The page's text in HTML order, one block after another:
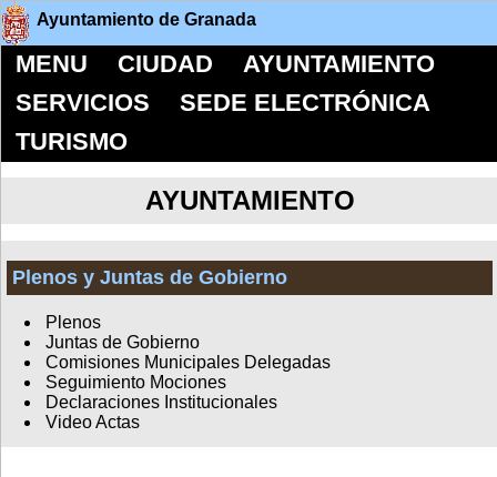
Ayuntamiento de Granada
MENU CIUDAD
AYUNTAMIENTO
SERVICIOS
SEDE ELECTRÓNICA
TURISMO
AYUNTAMIENTO
Plenos y Juntas de Gobierno
Plenos
Juntas de Gobierno
Comisiones Municipales Delegadas
Seguimiento Mociones
Declaraciones Institucionales
Video Actas